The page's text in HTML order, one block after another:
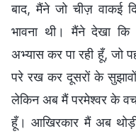
बाद, मैंने जो चीज़ वाकई
भावना थी। मैंने देखा
अभ्यास कर पा रही हूँ, जो
परे रख कर दूसरों के
लेकिन अब मैं परमेश्वर के
हूँ। आखिरकार मैं अब